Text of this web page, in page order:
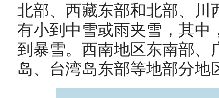
北部、西藏东部和北部、川
有小到中雪或雨夹雪，其中
到暴雪。 西南地区东南部、
岛、台湾岛东部等地部分地